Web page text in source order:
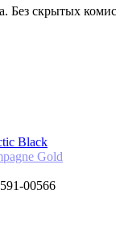
Без скрытых
00566